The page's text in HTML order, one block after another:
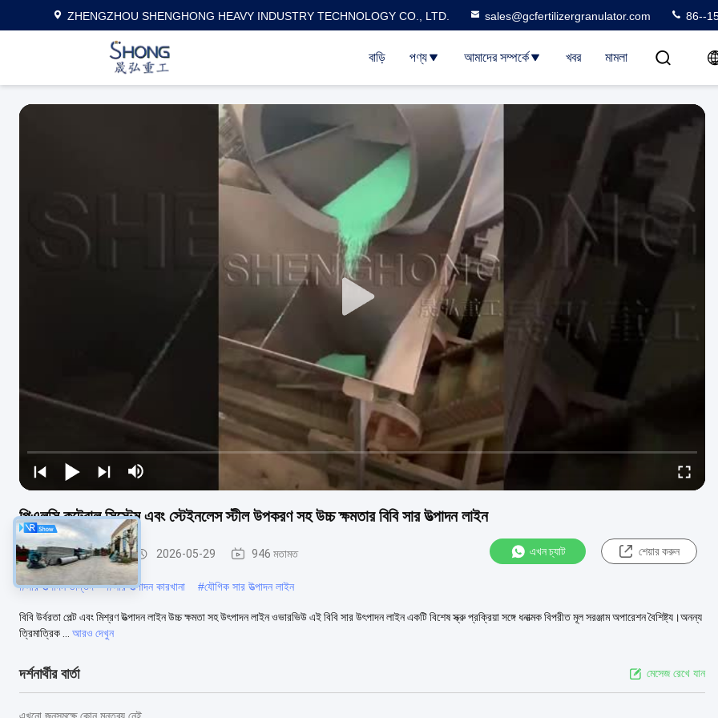
ZHENGZHOU SHENGHONG HEAVY INDUSTRY TECHNOLOGY CO., LTD. sales@gcfertilizergranulator.com 86--
বাড়ি পণ্য আমাদের সম্পর্কে খবর মামলা
পিএলসি কন্ট্রোল সিস্টেম এবং স্টেইনলেস স্টীল উপকরণ সহ উচ্চ ক্ষমতার বিবি সার উত্পাদন লাইন
বিবি সার উত্পাদনের লাইন 2026-05-29 946 মতামত এখন চ্যাট শেয়ার করুন
#সার উত্পাদন উদ্ভিদ #সার উত্পাদন কারখানা #যৌগিক সার উত্পাদন লাইন
বিবি উর্বরতা পেল্ট এবং মিশ্রণ উত্পাদন লাইন উচ্চ ক্ষমতা সহ উৎপাদন লাইন ওভারভিউ এই বিবি সার উৎপাদন লাইন একটি বিশেষ স্ক্রু প্রক্রিয়া সঙ্গে ধনাত্মক বিপরীত মূল সরঞ্জাম অপারেশন বৈশিষ্ট্য।অনন্য
ত্রিমাত্রিক ...
আরও দেখুন
দর্শনার্থীর বার্তা মেসেজ রেখে যান
এখনো জনসমক্ষে কোন মন্তব্য নেই